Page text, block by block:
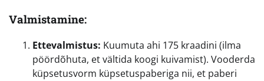
Valmistamine:
Ettevalmistus: Kuumuta ahi 175 kraadini (ilma
pöördõhuta, et vältida koogi kuivamist). Vooderda
küpsetusvorm küpsetuspaberiga nii, et paberi